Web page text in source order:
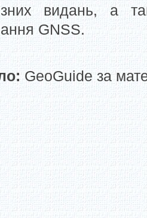
видань, а
GNSS.
GeoGuide за